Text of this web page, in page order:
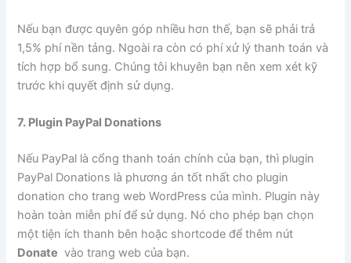
Nếu bạn được quyên góp nhiều hơn thế, bạn sẽ phải trả
1,5% phí nền tảng. Ngoài ra còn có phí xử lý thanh toán và
tích hợp bổ sung. Chúng tôi khuyên bạn nên xem xét kỹ
trước khi quyết định sử dụng.
7. Plugin PayPal Donations
Nếu PayPal là cổng thanh toán chính của bạn, thì plugin
PayPal Donations là phương án tốt nhất cho plugin
donation cho trang web WordPress của mình. Plugin này
hoàn toàn miễn phí để sử dụng. Nó cho phép bạn chọn
một tiện ích thanh bên hoặc shortcode để thêm nút
Donate vào trang web của bạn.